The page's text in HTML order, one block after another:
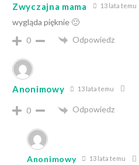
Zwyczajna mama 13 lata temu
wygląda pięknie 🙂
0
Odpowiedz
Anonimowy 13 lata temu
0 Odpowiedz
Anonimowy 13 lata temu